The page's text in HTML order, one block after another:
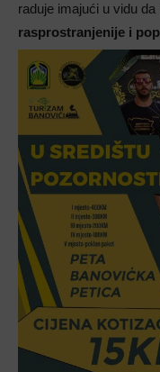
raduje imajući u vidu
rasprostranjenije i